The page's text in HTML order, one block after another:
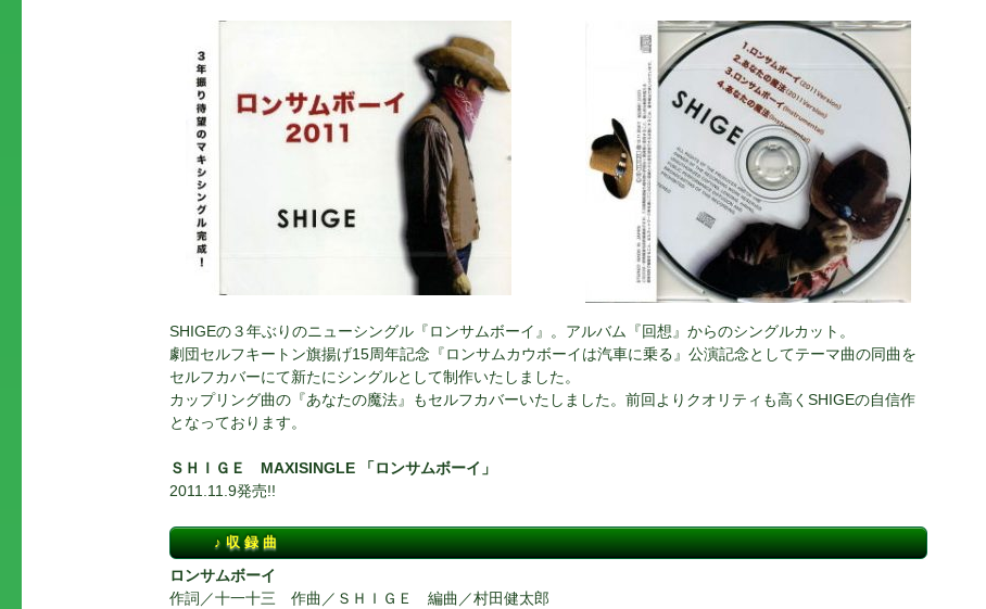
SHIGEの３年ぶりのニューシングル『ロンサムボーイ』。アルバム『回想』からのシングルカット。
劇団セルフキートン旗揚げ15周年記念『ロンサムカウボーイは汽車に乗る』公演記念としてテーマ曲の同曲を
セルフカバーにて新たにシングルとして制作いたしました。
カップリング曲の『あなたの魔法』もセルフカバーいたしました。前回よりクオリティも高くSHIGEの自信作
となっております。
ＳＨＩＧＥ MAXISINGLE 「ロンサムボーイ」
2011.11.9発売!!
♪ 収 録 曲
ロンサムボーイ
作詞／十一十三 作曲／ＳＨＩＧＥ 編曲／村田健太郎